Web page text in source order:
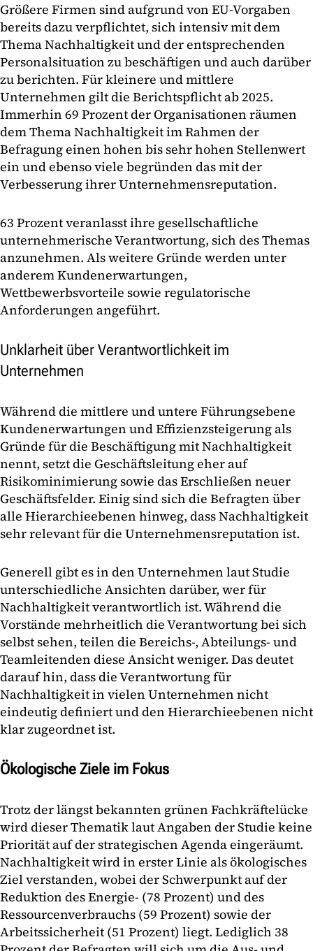
Größere Firmen sind aufgrund von EU-Vorgaben
bereits dazu verpflichtet, sich intensiv mit dem
Thema Nachhaltigkeit und der entsprechenden
Personalsituation zu beschäftigen und auch darüber
zu berichten. Für kleinere und mittlere
Unternehmen gilt die Berichtspflicht ab 2025.
Immerhin 69 Prozent der Organisationen räumen
dem Thema Nachhaltigkeit im Rahmen der
Befragung einen hohen bis sehr hohen Stellenwert
ein und ebenso viele begründen das mit der
Verbesserung ihrer Unternehmensreputation.
63 Prozent veranlasst ihre gesellschaftliche
unternehmerische Verantwortung, sich des Themas
anzunehmen. Als weitere Gründe werden unter
anderem Kundenerwartungen,
Wettbewerbsvorteile sowie regulatorische
Anforderungen angeführt.
Unklarheit über Verantwortlichkeit im
Unternehmen
Während die mittlere und untere Führungsebene
Kundenerwartungen und Effizienzsteigerung als
Gründe für die Beschäftigung mit Nachhaltigkeit
nennt, setzt die Geschäftsleitung eher auf
Risikominimierung sowie das Erschließen neuer
Geschäftsfelder. Einig sind sich die Befragten über
alle Hierarchieebenen hinweg, dass Nachhaltigkeit
sehr relevant für die Unternehmensreputation ist.
Generell gibt es in den Unternehmen laut Studie
unterschiedliche Ansichten darüber, wer für
Nachhaltigkeit verantwortlich ist. Während die
Vorstände mehrheitlich die Verantwortung bei sich
selbst sehen, teilen die Bereichs-, Abteilungs- und
Teamleitenden diese Ansicht weniger. Das deutet
darauf hin, dass die Verantwortung für
Nachhaltigkeit in vielen Unternehmen nicht
eindeutig definiert und den Hierarchieebenen nicht
klar zugeordnet ist.
Ökologische Ziele im Fokus
Trotz der längst bekannten grünen Fachkräftelücke
wird dieser Thematik laut Angaben der Studie keine
Priorität auf der strategischen Agenda eingeräumt.
Nachhaltigkeit wird in erster Linie als ökologisches
Ziel verstanden, wobei der Schwerpunkt auf der
Reduktion des Energie- (78 Prozent) und des
Ressourcenverbrauchs (59 Prozent) sowie der
Arbeitssicherheit (51 Prozent) liegt. Lediglich 38